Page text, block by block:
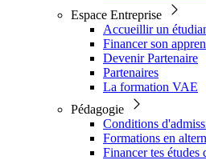
Espace Entreprise
Accueillir un
Financer son
Devenir Partenaire
Partenaires
La formation VAE
Pédagogie
Conditions
Formations en
Financer tes études